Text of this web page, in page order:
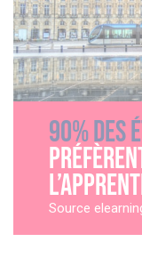
90% des
Source